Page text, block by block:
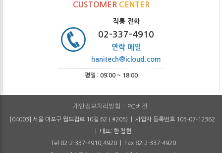
CUSTOMER CENTER
직통 전화
02-337-4910
연락 메일
hanitech@icloud.com
평일 : 09:00 ~ 18:00
개인정보처리방침 PC버전
[04003] 서울 마포구 월드컵로 10길 62 ( #205) | 사업자 등록번호 105-07-12362
| 대표: 한 철헌
Tel 82-2-337-4910,4920 | Fax 82-2-337-4920